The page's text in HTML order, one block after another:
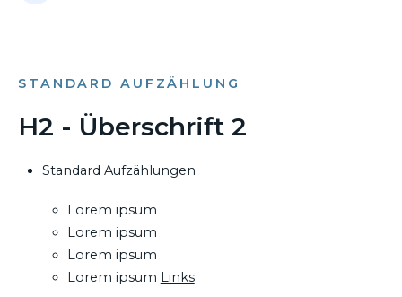
STANDARD AUFZÄHLUNG
H2 - Überschrift 2
Standard Aufzählungen
Lorem ipsum
Lorem ipsum
Lorem ipsum
Lorem ipsum Links